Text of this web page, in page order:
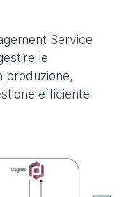
Service
le
produzione,
efficiente